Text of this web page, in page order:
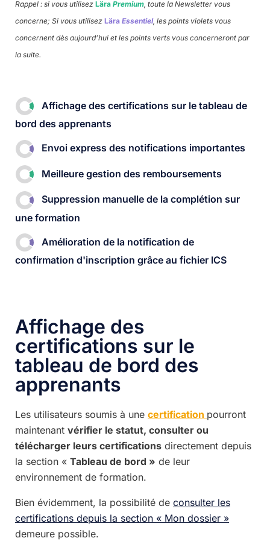
Rappel : si vous utilisez Lära Premium, toute la Newsletter vous
concerne; Si vous utilisez Lära Essentiel, les points violets vous
concernent dès aujourd’hui et les points verts vous concerneront par
la suite.
Affichage des certifications sur le tableau de
bord des apprenants​
Envoi express des notifications importantes​
Meilleure gestion des remboursements
Suppression manuelle de la complétion sur
une formation​
Amélioration de la notification de
confirmation d'inscription grâce au fichier ICS​
Affichage des
certifications sur le
tableau de bord des
apprenants
Les utilisateurs soumis à une certification pourront
maintenant vérifier le statut, consulter ou
télécharger leurs certifications directement depuis
la section « Tableau de bord » de leur
environnement de formation.
Bien évidemment, la possibilité de consulter les
certifications depuis la section « Mon dossier »
demeure possible.